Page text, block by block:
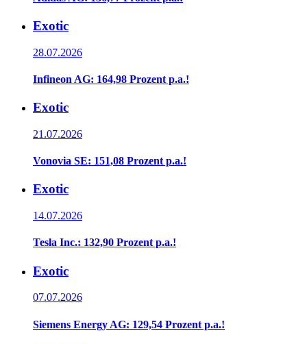
Exotic
28.07.2026
Infineon AG: 164,98 Prozent p.a.!
Exotic
21.07.2026
Vonovia SE: 151,08 Prozent p.a.!
Exotic
14.07.2026
Tesla Inc.: 132,90 Prozent p.a.!
Exotic
07.07.2026
Siemens Energy AG: 129,54 Prozent p.a.!